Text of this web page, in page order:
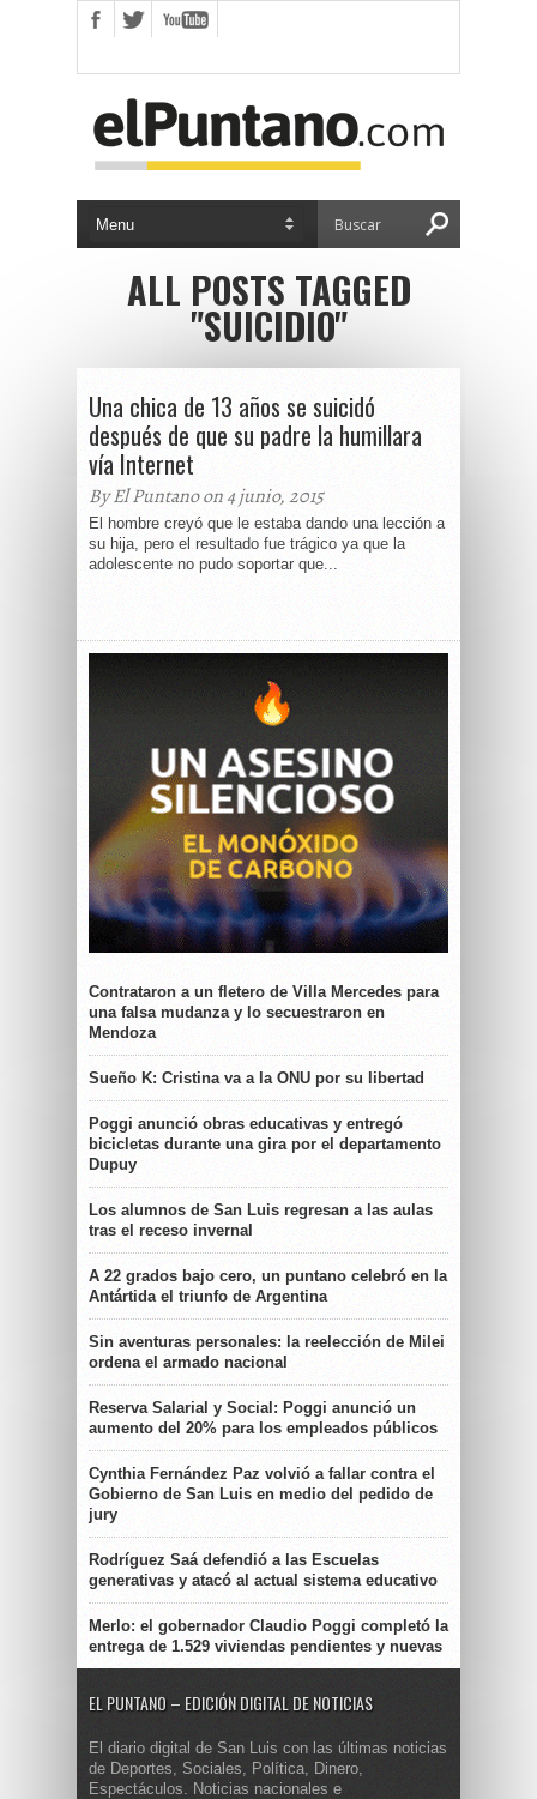
ALL POSTS TAGGED
"SUICIDIO"
Una chica de 13 años se suicidó
después de que su padre la humillara
vía Internet
By El Puntano on 4 junio, 2015
El hombre creyó que le estaba dando una lección a
su hija, pero el resultado fue trágico ya que la
adolescente no pudo soportar que...
Contrataron a un fletero de Villa Mercedes para
una falsa mudanza y lo secuestraron en
Mendoza
Sueño K: Cristina va a la ONU por su libertad
Poggi anunció obras educativas y entregó
bicicletas durante una gira por el departamento
Dupuy
Los alumnos de San Luis regresan a las aulas
tras el receso invernal
A 22 grados bajo cero, un puntano celebró en la
Antártida el triunfo de Argentina
Sin aventuras personales: la reelección de Milei
ordena el armado nacional
Reserva Salarial y Social: Poggi anunció un
aumento del 20% para los empleados públicos
Cynthia Fernández Paz volvió a fallar contra el
Gobierno de San Luis en medio del pedido de
jury
Rodríguez Saá defendió a las Escuelas
generativas y atacó al actual sistema educativo
Merlo: el gobernador Claudio Poggi completó la
entrega de 1.529 viviendas pendientes y nuevas
EL PUNTANO – EDICIÓN DIGITAL DE NOTICIAS
El diario digital de San Luis con las últimas noticias
de Deportes, Sociales, Política, Dinero,
Espectáculos. Noticias nacionales e